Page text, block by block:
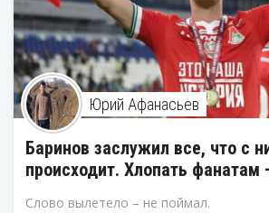
Юрий Афанасьев
Баринов заслужил все, что с
происходит. Хлопать фанатам
Слово вылетело – не поймал.